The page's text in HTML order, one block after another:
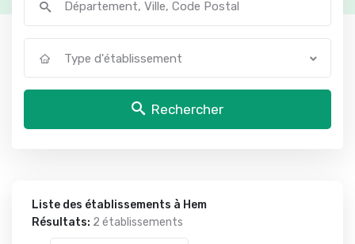
Type d'établissement
Rechercher
Liste des établissements à Hem
Résultats: 2 établissements